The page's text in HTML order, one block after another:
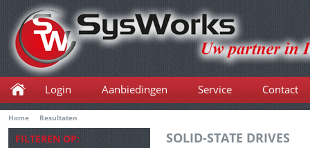
Home Resultaten
Login Aanbiedingen Service Contact
FILTEREN OP: SOLID-STATE DRIVES